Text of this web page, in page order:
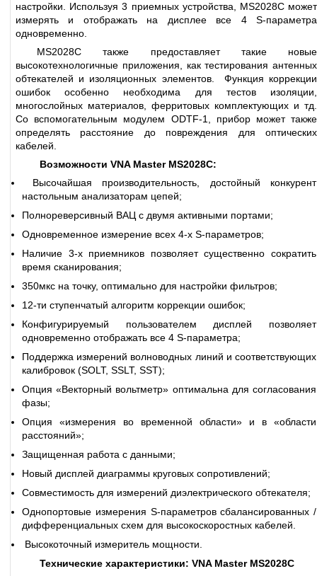
настройки. Используя 3 приемных устройства, MS2028C может
измерять и отображать на дисплее все 4 S-параметра
одновременно.
MS2028C также предоставляет такие новые
высокотехнологичные приложения, как тестирования антенных
обтекателей и изоляционных элементов. Функция коррекции
ошибок особенно необходима для тестов изоляции,
многослойных материалов, ферритовых комплектующих и тд.
Со вспомогательным модулем ODTF-1, прибор может также
определять расстояние до повреждения для оптических
кабелей.
Возможности VNA Master MS2028C:
Высочайшая производительность, достойный конкурент
настольным анализаторам цепей;
Полнореверсивный ВАЦ с двумя активными портами;
Одновременное измерение всех 4-х S-параметров;
Наличие 3-х приемников позволяет существенно сократить
время сканирования;
350мкс на точку, оптимально для настройки фильтров;
12-ти ступенчатый алгоритм коррекции ошибок;
Конфигурируемый пользователем дисплей позволяет
одновременно отображать все 4 S-параметра;
Поддержка измерений волноводных линий и соответствующих
калибровок (SOLT, SSLT, SST);
Опция «Векторный вольтметр» оптимальна для согласования
фазы;
Опция «измерения во временной области» и в «области
расстояний»;
Защищенная работа с данными;
Новый дисплей диаграммы круговых сопротивлений;
Совместимость для измерений диэлектрического обтекателя;
Однопортовые измерения S-параметров сбалансированных /
дифференциальных схем для высокоскоростных кабелей.
Высокоточный измеритель мощности.
Технические характеристики: VNA Master MS2028C